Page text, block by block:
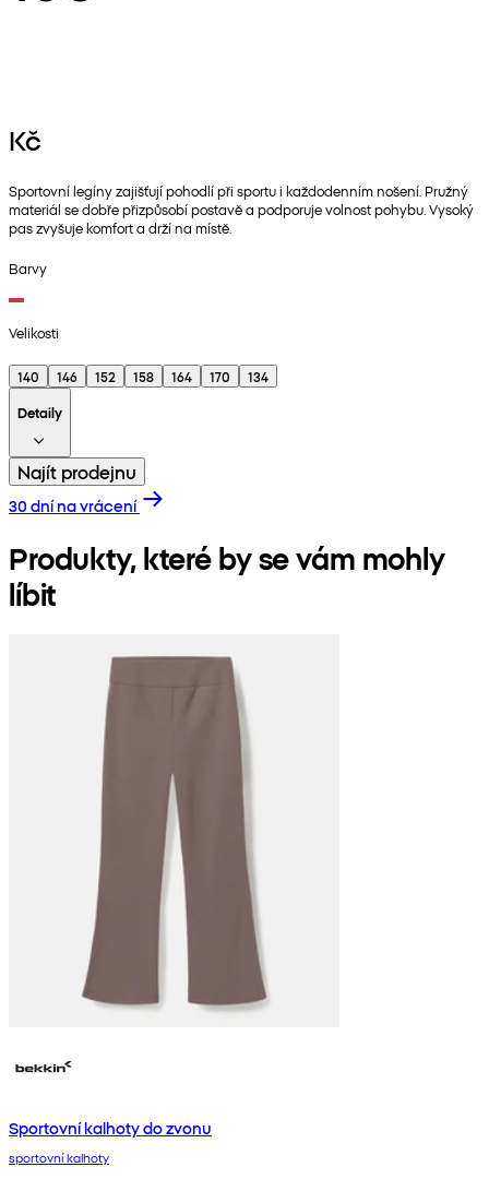
Kč
Sportovní legíny zajišťují pohodlí při sportu i každodenním nošení. Pružný
materiál se dobře přizpůsobí postavě a podporuje volnost pohybu. Vysoký
pas zvyšuje komfort a drží na místě.
Barvy
Velikosti
140 146 152 158 164 170
134
Detaily
Najít prodejnu
30 dní na vrácení
Produkty, které by se vám mohly
líbit
Sportovní kalhoty do zvonu
sportovní kalhoty